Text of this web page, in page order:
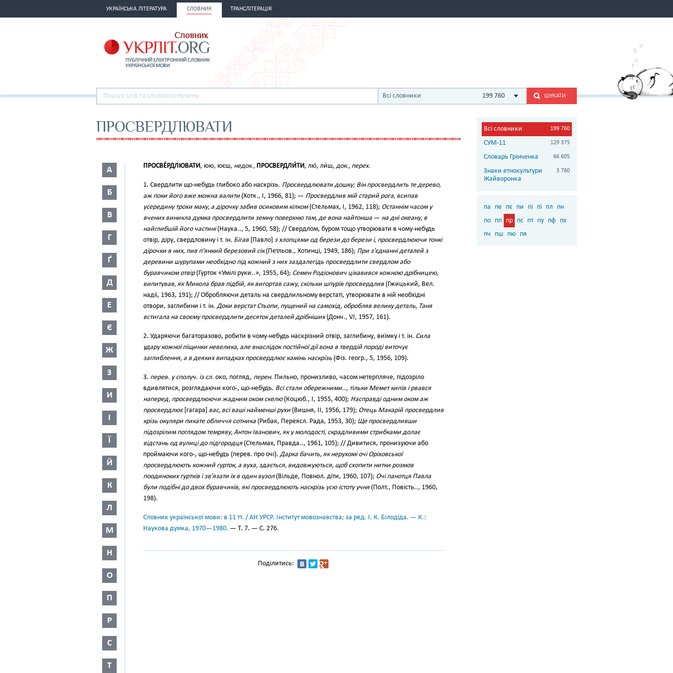
УКРАЇНСЬКА ЛІТЕРАТУРА СЛОВНИК ТРАНСЛІТЕРАЦІЯ
Всі словники 199 760 ШУКАТИ
ПРОСВЕРДЛЮВАТИ
А
Б
В
Г
Ґ
Д
Е
Є
Ж
З
И
І
Ї
Й
К
Л
М
Н
О
П
Р
С
Т
ПРОСВЕ́РДЛЮВАТИ, юю, юєш, недок., ПРОСВЕРДЛИ́ТИ, лю́, ли́ш, док., перех.
1. Свердлити що-небудь глибоко або наскрізь. Просвердлювати дошку; Він просвердлить те дерево,
аж поки його вже можна валити (Хотк., І, 1966, 81); — Просвердлив мій старий рога, всипав
усередину трохи маку, а дірочку забив осиковим кілком(Стельмах, І, 1962, 118); Останнім часом у
вчених виникла думка просвердлити земну поверхню там, де вона найтонша — на дні океану, в
найглибшій його частині(Наука.., 5, 1960, 58); // Свердлом, буром тощо утворювати в чому-небудь
отвір, діру, свердловину і т. ін. Бігав [Павло] з хлопцями од берези до берези і, просвердлюючи тонкі
дірочки в них, пив п’янкий березовий сік(Петльов., Хотинці, 1949, 186); При з’єднанні деталей з
деревини шурупами необхідно під кожний з них заздалегідь просвердлити свердлом або
буравчиком отвір(Гурток «Умілі руки..», 1955, 64); Семен Родіонович цікавився кожною дрібницею,
випитував, як Микола брав підбій, як вигортав сажу, скільки шпурів просвердлив (Гжицький, Вел.
надії, 1963, 191); // Обробляючи деталь на свердлильному верстаті, утворювати в ній необхідні
отвори, заглибини і т. ін.Доки верстат Стьопи, пущений на самохід, обробляв велику деталь, Таня
встигала на своєму просвердлити десяток деталей дрібніших(Донч., VI, 1957, 161).
2. Ударяючи багаторазово, робити в чому-небудь наскрізний отвір, заглибину, виїмку і т. ін. Сила
удару кожної піщинки невелика, але внаслідок постійної дії вона в твердій породі виточує
заглиблення, а в деяких випадках просвердлює камінь наскрізь (Фіз. геогр., 5, 1956, 109).
3. перев. у сполуч. із сл. око, погляд, перен. Пильно, пронизливо, часом нетерпляче, підозріло
вдивлятися, розглядаючи кого-, що-небудь. Всі стали обережними.., тільки Мемет кипів і рвався
наперед, просвердлюючи жадним оком скелю(Коцюб., І, 1955, 400); Насправді одним оком аж
просвердлює[гагара] вас, всі ваші найменші рухи (Вишня, II, 1956, 179); Отець Макарій просвердлив
крізь окуляри пикате обличчя сотника (Рибак, Переясл. Рада, 1953, 30); Ще просвердливши
підозрілим поглядом темряву, Антон Іванович, як у молодості, скрадливими стрибками долає
відстань од вулиці до підгородця (Стельмах, Правда.., 1961, 105); // Дивитися, пронизуючи або
проймаючи кого-, що-небудь (перев. про очі).Дарка бачить, як нерухомі очі Оріховської
просвердлюють кожний гурток, а вуха, здається, видовжуються, щоб схопити нитки розмов
поодиноких гуртків і зв’язати їх в один вузол(Вільде, Повнол. діти, 1960, 107); Очі панотця Павла
були подібні до двох буравчиків, які просвердлюють наскрізь усю істоту учня (Полт., Повість.., 1960,
198).
Словник української мови: в 11 тт. / АН УРСР. Інститут мовознавства; за ред. І. К. Білодіда. — К.:
Наукова думка, 1970—1980. — Т. 7. — С. 276.
Поділитись:
Всі словники 199 760
СУМ-11 129 375
Словарь Грінченка 66 605
Знаки етнокультури
Жайворонка
3 780
па пе пє пи пі пї пл
пн
по пп пр пс пт пу пф пх
пч
пш пю пя